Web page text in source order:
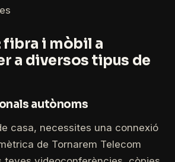
fibra i mòbil a
a diversos tipus de
autònoms
casa, necessites una connexió
de Tornarem Telecom